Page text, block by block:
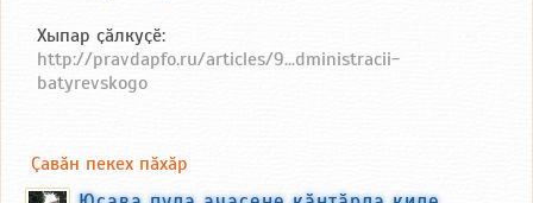
Хыпар ҫӑлкуҫӗ:
http://pravdapfo.ru/articles/9...dministracii-
batyrevskogo
Ҫавӑн пекех пӑхӑр